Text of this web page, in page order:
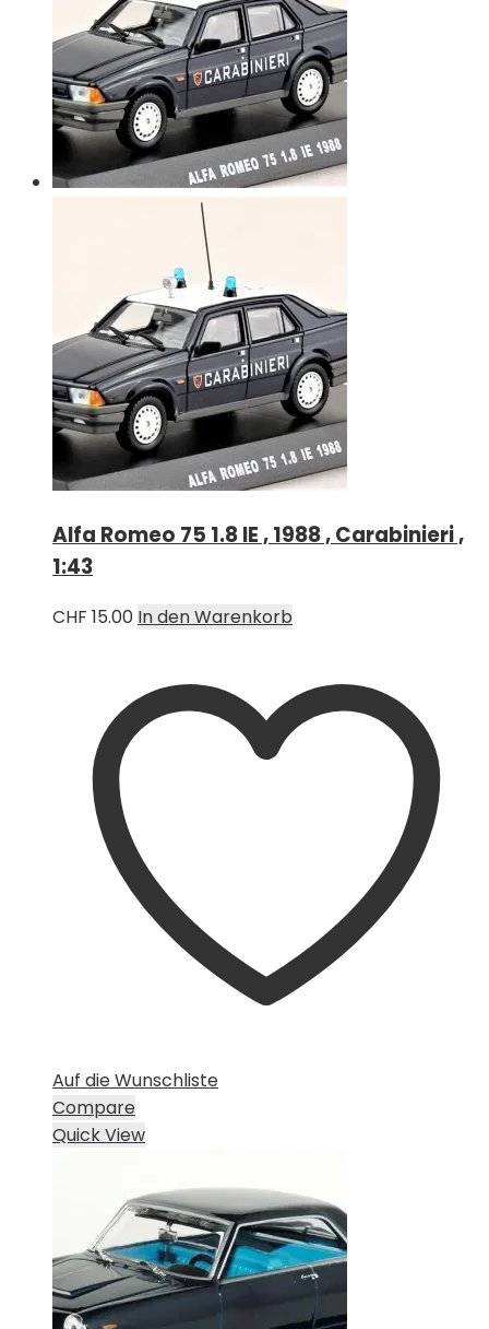
Alfa Romeo 75 1.8 IE , 1988 , Carabinieri ,
1:43
CHF 15.00 In den Warenkorb
Auf die Wunschliste
Compare
Quick View